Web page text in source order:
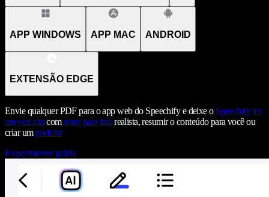
APP WINDOWS APP MAC ANDROID
EXTENSÃO EDGE
Envie qualquer PDF para o app web do Speechify e deixe o Speechify ler
em voz alta comtexto para fala realista, resumir o conteúdo para você ou
criar umpodcast
Experimente grátis